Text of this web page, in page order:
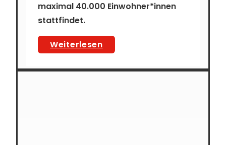
maximal 40.000 Einwohner*innen
stattfindet.
WeiterlesenBewerbungsstart: